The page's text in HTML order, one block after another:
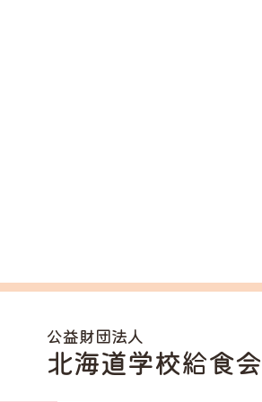
公益財団法人
北海道学校給食会